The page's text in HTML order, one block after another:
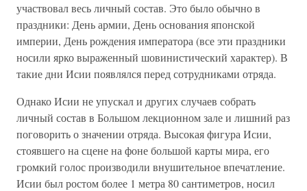
участвовал весь личный состав. Это было обычно в
праздники: День армии, День основания японской
империи, День рождения императора (все эти праздники
носили ярко выраженный шовинистический характер). В
такие дни Исии появлялся перед сотрудниками отряда.
Однако Исии не упускал и других случаев собрать
личный состав в Большом лекционном зале и лишний раз
поговорить о значении отряда. Высокая фигура Исии,
стоявшего на сцене на фоне большой карты мира, его
громкий голос производили внушительное впечатление.
Исии был ростом более 1 метра 80 сантиметров, носил